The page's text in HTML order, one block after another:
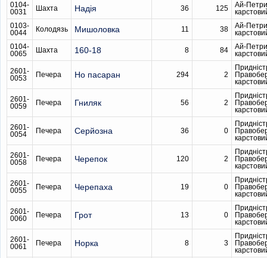
0104-
0031
Шахта Надія 36 125
Ай-
0103-
0044
Колодязь Мишоловка 11 38
Ай-
0104-
0065
Шахта 160-18 8 84
Ай-
2601-
0053
Печера Но пасаран 294 2
2601-
0059
Печера Гниляк 56 2
2601-
0054
Печера Серйозна 36 0
2601-
0058
Печера Черепок 120 2
2601-
0055
Печера Черепаха 19 0
2601-
0060
Печера Грот 13 0
2601-
0061
Печера Норка 8 3